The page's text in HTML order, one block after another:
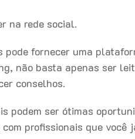
na rede social.
pode fornecer uma
não basta apenas ser
conselhos.
podem ser ótimas
profissionais que você